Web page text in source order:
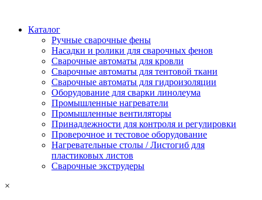
Каталог
Ручные сварочные фены
Насадки и ролики для сварочных фенов
Сварочные автоматы для кровли
Сварочные автоматы для тентовой ткани
Сварочные автоматы для гидроизоляции
Оборудование для сварки линолеума
Промышленные нагреватели
Промышленные вентиляторы
Принадлежности для контроля и регулировки
Проверочное и тестовое оборудование
Нагревательные столы / Листогиб для
пластиковых листов
Сварочные экструдеры
×